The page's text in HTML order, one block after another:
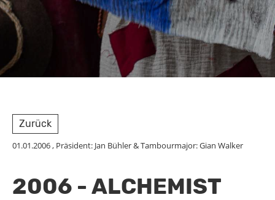
Zurück
01.01.2006, Präsident: Jan Bühler & Tambourmajor: Gian Walker
2006 - ALCHEMIST